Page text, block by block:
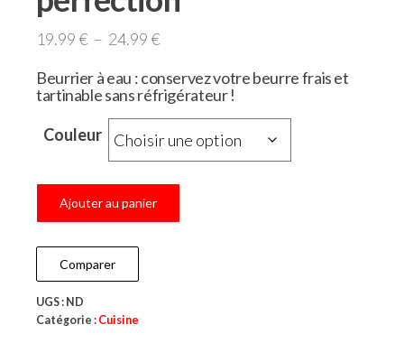
19.99€ – 24.99€
Beurrier à eau : conservez votre beurre frais et
tartinable sans réfrigérateur !
Couleur
Ajouter au panier
Comparer
UGS : ND
Catégorie : Cuisine